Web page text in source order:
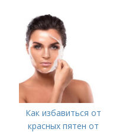
Как избавиться от
красных пятен от